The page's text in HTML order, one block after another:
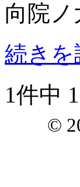
向院
続きを
1件中
©